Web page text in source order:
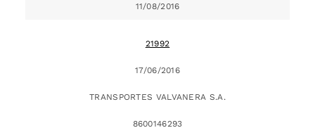
11/08/2016
21992
17/06/2016
TRANSPORTES VALVANERA S.A.
8600146293